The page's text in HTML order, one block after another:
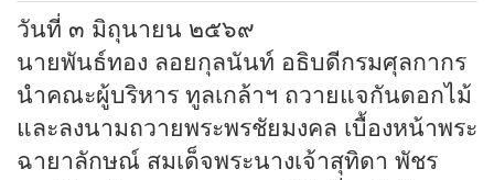
วันที่ ๓ มิถุนายน ๒๕๖๙
นายพันธ์ทอง ลอยกุลนันท์ อธิบดีกรมศุลกากร
นำคณะผู้บริหาร ทูลเกล้าฯ ถวายแจกันดอกไม้
และลงนามถวายพระพรชัยมงคล เบื้องหน้าพระ
ฉายาลักษณ์ สมเด็จพระนางเจ้าสุทิดา พัชร